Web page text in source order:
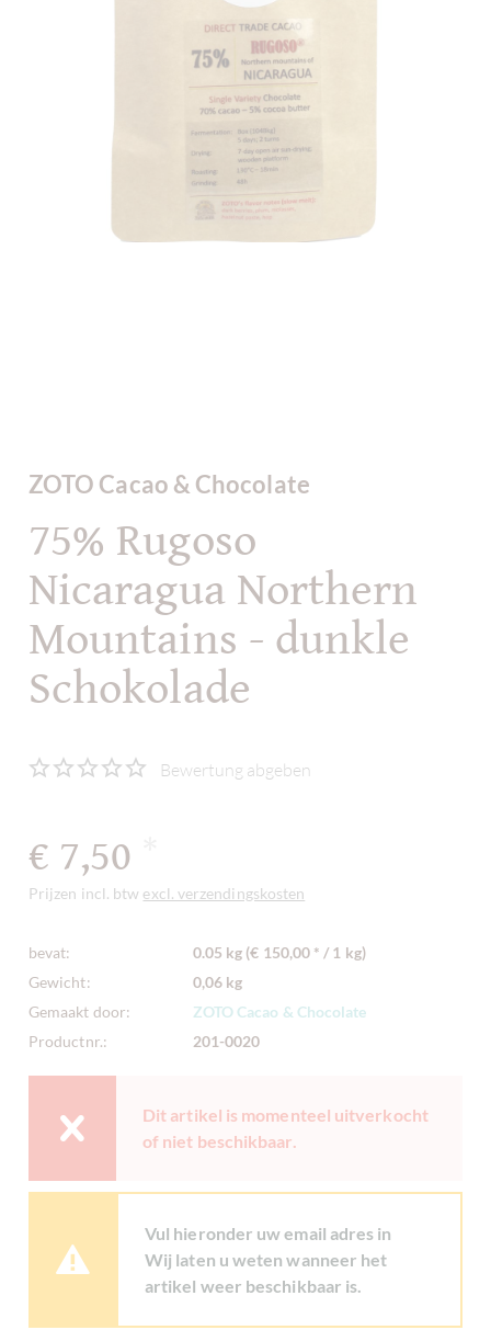
ZOTO Cacao & Chocolate
75% Rugoso
Nicaragua Northern
Mountains - dunkle
Schokolade
Bewertung abgeben
€ 7,50
Prijzen incl. btw excl. verzendingskosten
bevat:
0.05 kg (€ 150,00 * / 1 kg)
Gewicht:
0,06 kg
Gemaakt door:
ZOTO Cacao & Chocolate
Productnr.:
201-0020
Dit artikel is momenteel uitverkocht
of niet beschikbaar.
Vul hieronder uw email adres in
Wij laten u weten wanneer het
artikel weer beschikbaar is.